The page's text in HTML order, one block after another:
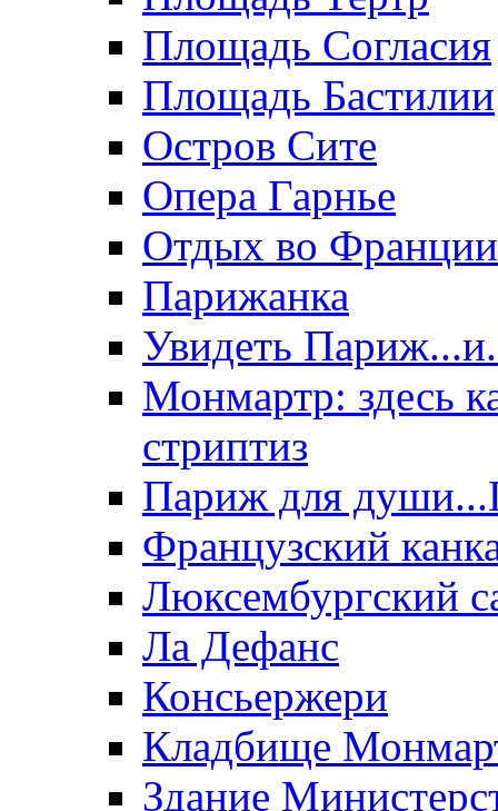
Площадь Согласия
Площадь Бастилии
Остров Сите
Опера Гарнье
Отдых во
Парижанка
Увидеть
Монмартр: здесь
стриптиз
Париж для
Французский
Люксембургский
Ла Дефанс
Консьержери
Кладбище
Здание